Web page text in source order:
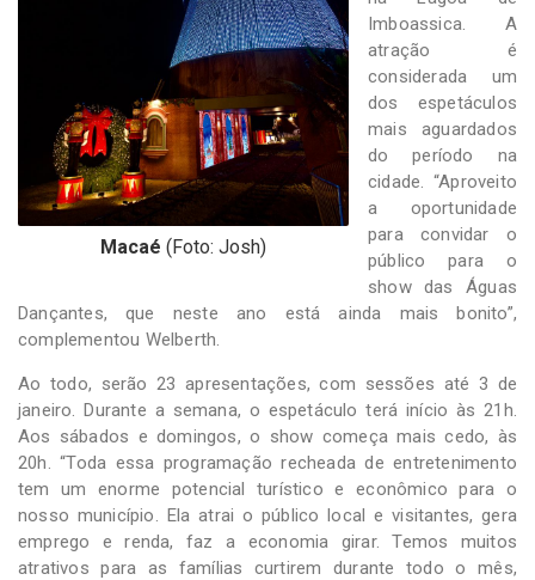
Macaé (Foto: Josh)
Imboassica. A
atração é
considerada um
dos espetáculos
mais aguardados
do período na
cidade. “Aproveito
a oportunidade
para convidar o
público para o
show das Águas
Dançantes, que neste ano está ainda mais bonito”,
complementou Welberth.
Ao todo, serão 23 apresentações, com sessões até 3 de
janeiro. Durante a semana, o espetáculo terá início às 21h.
Aos sábados e domingos, o show começa mais cedo, às
20h. “Toda essa programação recheada de entretenimento
tem um enorme potencial turístico e econômico para o
nosso município. Ela atrai o público local e visitantes, gera
emprego e renda, faz a economia girar. Temos muitos
atrativos para as famílias curtirem durante todo o mês,